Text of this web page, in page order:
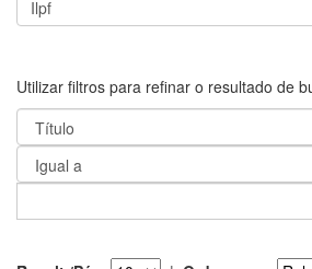
Utilizar filtros para refinar o resultado de